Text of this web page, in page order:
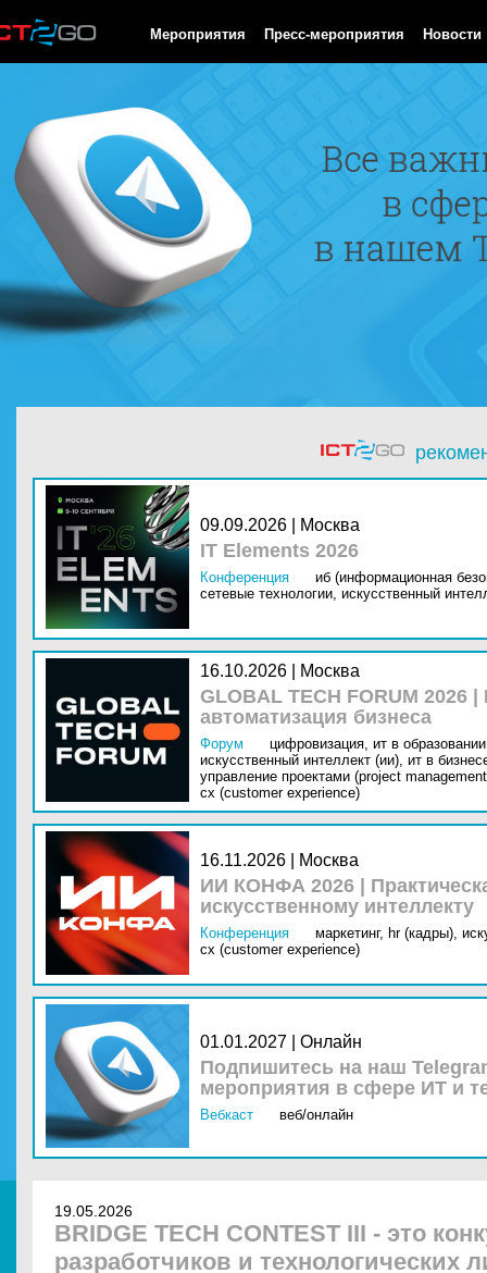
Мероприятия Пресс-мероприятия Новости
09.09.2026 | Москва
IT Elements 2026
Конференция
иб (информационная
сетевые технологии, искусственный
16.10.2026 | Москва
GLOBAL TECH FORUM
автоматизация бизнеса
Форум цифровизация, ит в
искусственный интеллект (ии), ит в
управление проектами (project
cx (customer experience)
16.11.2026 | Москва
ИИ КОНФА 2026 |
искусственному интеллекту
Конференция маркетинг, hr (кадры),
cx (customer experience)
01.01.2027 | Онлайн
Подпишитесь на наш
мероприятия в сфере ИТ и
Вебкаст веб/онлайн
19.05.2026
BRIDGE TECH CONTEST III - это
разработчиков и технологических